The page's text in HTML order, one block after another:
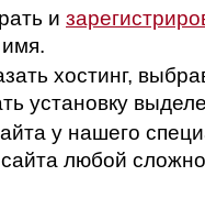
и
хостинг,
установку
у нашего
любой